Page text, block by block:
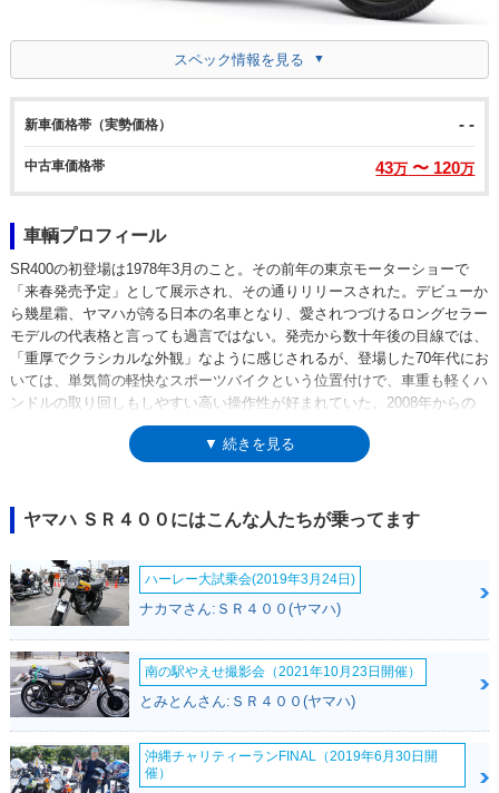
スペック情報を見る
新車価格帯（実勢価格） - -
中古車価格帯 43万 〜 120万
車輌プロフィール
SR400の初登場は1978年3月のこと。その前年の東京モーターショーで
「来春発売予定」として展示され、その通りリリースされた。デビューか
ら幾星霜、ヤマハが誇る日本の名車となり、愛されつづけるロングセラー
モデルの代表格と言っても過言ではない。発売から数十年後の目線では、
「重厚でクラシカルな外観」なように感じされるが、登場した70年代にお
いては、単気筒の軽快なスポーツバイクという位置付けで、車重も軽くハ
ンドルの取り回しもしやすい高い操作性が好まれていた。2008年からの
排出ガス規制に対応しきれず、惜しまれながらいったん生産終了になった
が、フューエルインジェクションを搭載した環境規制対応モデルが開発さ
るバイクではないため、走行距離は長くても程度の良いものが多いのもポ
イントだ。ややレトロなフォルムはオーナーの世代を選ばず、シニアが乗
ればシックに、ティーンが乗ればフォーマルにキマるビジュアルの良さも
人気の秘密。見た目によらず軽くて乗りやすいため、女性ライダー人気も
高い。キック一発でエンジンの鼓動が始まる、バイク乗りだけが知る、あ
のたまらない一瞬を得るためにSR400を選ぶライダーは少なくない。そし
あるものの、低速域から一気に吹き上がる加速感は車重の軽さともあいま
ってたまらない乗り味となっている。買ったときのままシンプルでオーソ
ドックスなフォルムを楽しむもよし、カスタムパーツの豊富さを生かして
さまざまなスタイルにカスタムするのもよし。乗る人の好みに合わせ、非
常に幅広い楽しみ方ができるのも魅力だ。2017年には、排出ガス規制の
強化に伴い、再び生産が終了したが、翌2018年11月には、規制適合モデ
▼ 続きを見る
ヤマハ ＳＲ４００にはこんな人たちが乗ってます
ハーレー大試乗会(2019年3月24日)
ナカマさん:ＳＲ４００(ヤマハ)
南の駅やえせ撮影会（2021年10月23日開催）
とみとんさん:ＳＲ４００(ヤマハ)
沖縄チャリティーランFINAL（2019年6月30日開
催）